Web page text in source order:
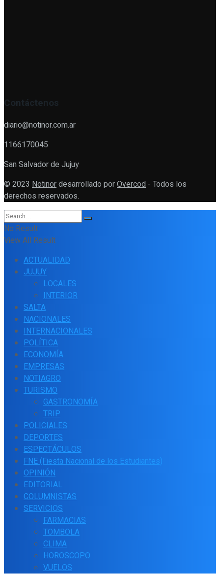
Contáctenos
diario@notinor.com.ar
1166170045
San Salvador de Jujuy
© 2023 Notinordesarrollado porOvercod - Todos los
derechos reservados.
No Result
View All Result
ACTUALIDAD
JUJUY
LOCALES
INTERIOR
SALTA
NACIONALES
INTERNACIONALES
POLÍTICA
ECONOMÍA
EMPRESAS
NOTIAGRO
TURISMO
GASTRONOMÍA
TRIP
POLICIALES
DEPORTES
ESPECTÁCULOS
FNE (Fiesta Nacional de los Estudiantes)
OPINIÓN
EDITORIAL
COLUMNISTAS
SERVICIOS
FARMACIAS
TOMBOLA
CLIMA
HOROSCOPO
VUELOS